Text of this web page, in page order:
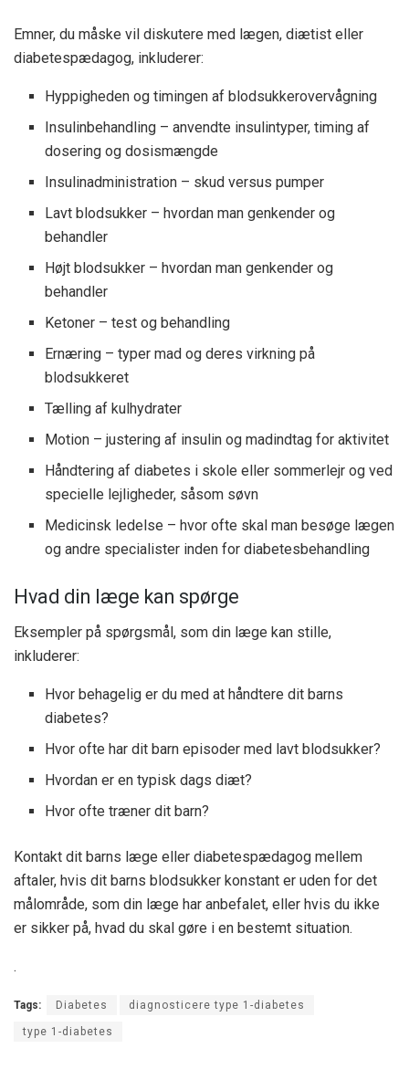
Emner, du måske vil diskutere med lægen, diætist eller
diabetespædagog, inkluderer:
Hyppigheden og timingen af ​​blodsukkerovervågning
Insulinbehandling – anvendte insulintyper, timing af
dosering og dosismængde
Insulinadministration – skud versus pumper
Lavt blodsukker – hvordan man genkender og
behandler
Højt blodsukker – hvordan man genkender og
behandler
Ketoner – test og behandling
Ernæring – typer mad og deres virkning på
blodsukkeret
Tælling af kulhydrater
Motion – justering af insulin og madindtag for aktivitet
Håndtering af diabetes i skole eller sommerlejr og ved
specielle lejligheder, såsom søvn
Medicinsk ledelse – hvor ofte skal man besøge lægen
og andre specialister inden for diabetesbehandling
Hvad din læge kan spørge
Eksempler på spørgsmål, som din læge kan stille,
inkluderer:
Hvor behagelig er du med at håndtere dit barns
diabetes?
Hvor ofte har dit barn episoder med lavt blodsukker?
Hvordan er en typisk dags diæt?
Hvor ofte træner dit barn?
Kontakt dit barns læge eller diabetespædagog mellem
aftaler, hvis dit barns blodsukker konstant er uden for det
målområde, som din læge har anbefalet, eller hvis du ikke
er sikker på, hvad du skal gøre i en bestemt situation.
.
Tags: Diabetes diagnosticere type 1-diabetes
type 1-diabetes